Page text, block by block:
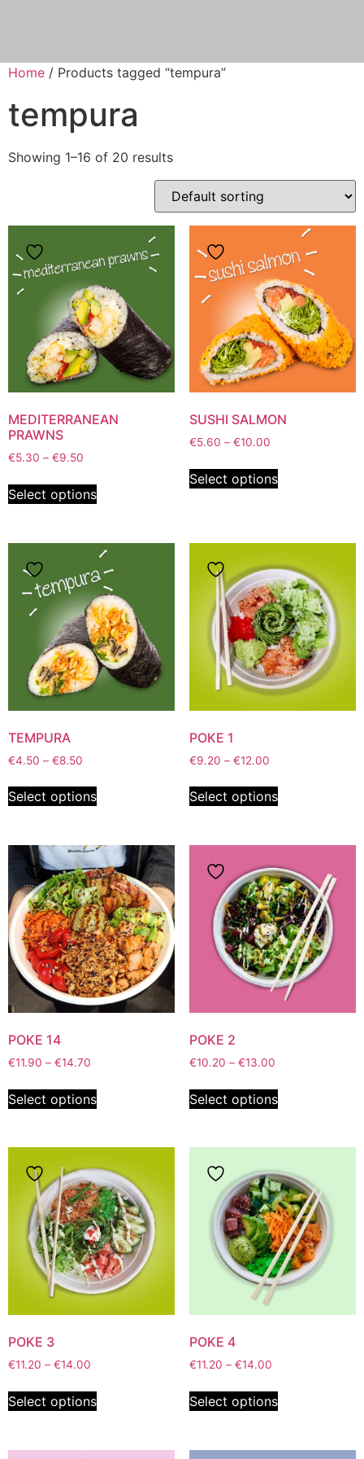
Home / Products tagged “tempura”
tempura
Showing 1–16 of 20 results
MEDITERRANEAN
PRAWNS
€5.30 – €9.50
Select options
SUSHI SALMON
€5.60 – €10.00
Select options
TEMPURA
€4.50 – €8.50
Select options
POKE 1
€9.20 – €12.00
Select options
POKE 14
€11.90 – €14.70
Select options
POKE 2
€10.20 – €13.00
Select options
POKE 3
€11.20 – €14.00
Select options
POKE 4
€11.20 – €14.00
Select options